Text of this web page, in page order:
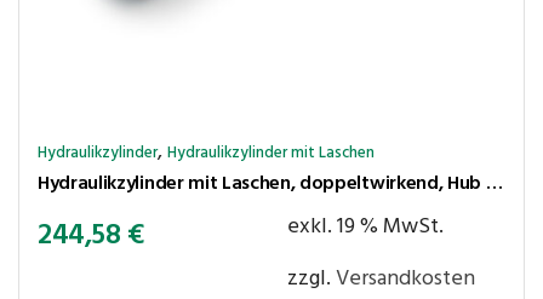
Hydraulikzylinder,Hydraulikzylinder mit Laschen
Hydraulikzylinder mit Laschen, doppeltwirkend, Hub 500 mm, Kolben ⌀50 mm, Stange ⌀30 mm
244,58€
exkl. 19 % MwSt.
zzgl.Versandkosten